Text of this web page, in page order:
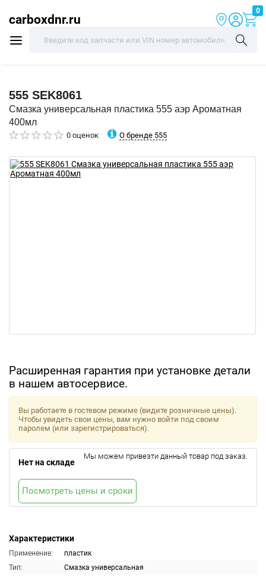
carboxdnr.ru
0
555 SEK8061
Смазка универсальная пластика 555 аэр Ароматная
400мл
0 оценок О бренде 555
Расширенная гарантия при установке детали
в нашем автосервисе.
Характеристики
Применение:
пластик
Тип:
Смазка универсальная
Вы работаете в гостевом режиме (видите розничные цены).
Чтобы увидеть свои цены, вам нужно войти под своим
паролем (или зарегистрироваться).
Нет на складе
Мы можем привезти данный товар под заказ.
Посмотреть цены и сроки